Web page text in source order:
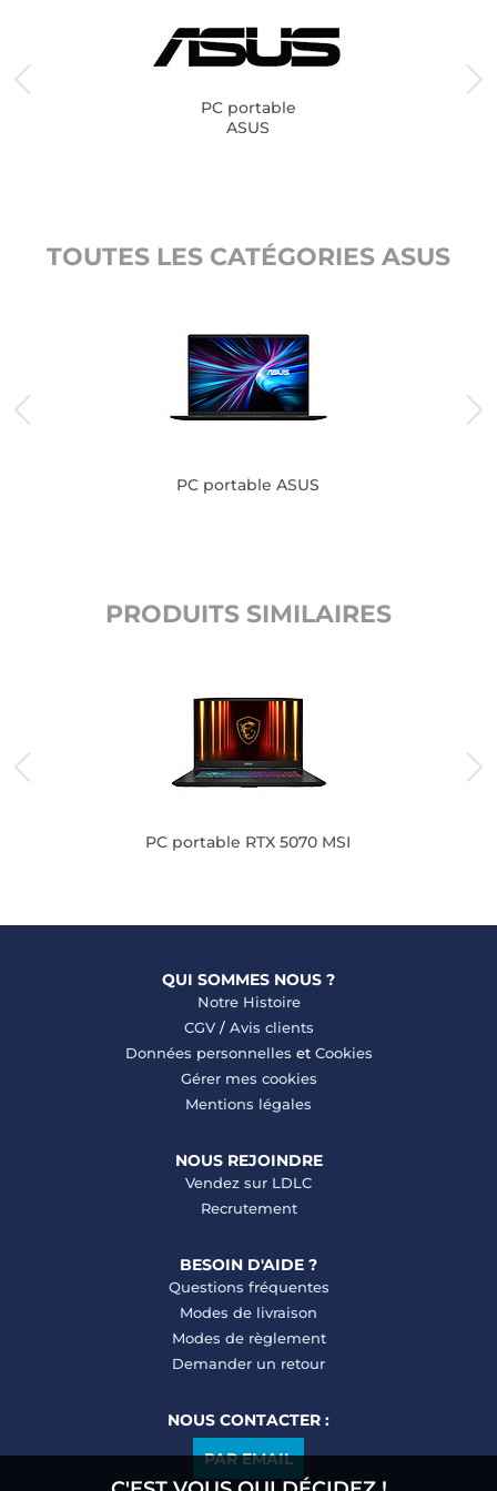
PC portable
ASUS
TOUTES LES CATÉGORIES ASUS
PC portable ASUS
PRODUITS SIMILAIRES
PC portable RTX 5070 MSI
QUI SOMMES NOUS ?
Notre Histoire
CGV/ Avis clients
Données personnelles et Cookies
Gérer mes cookies
Mentions légales
NOUS REJOINDRE
Vendez sur LDLC
Recrutement
BESOIN D'AIDE ?
Questions fréquentes
Modes de livraison
Modes de règlement
Demander un retour
NOUS CONTACTER :
PAR EMAIL